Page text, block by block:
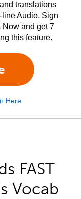
translations
line Audio. Sign
Now and get 7
this feature.
Here
FAST
Vocab